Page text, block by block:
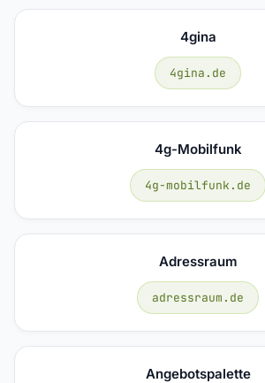
4gina
4gina.de
4g-Mobilfunk
4g-mobilfunk.de
Adressraum
adressraum.de
Angebotspalette